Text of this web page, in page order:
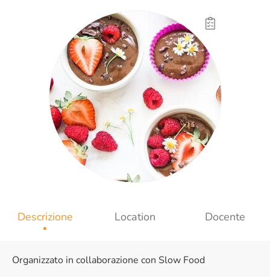
Descrizione Location Docente
Organizzato in collaborazione con Slow Food